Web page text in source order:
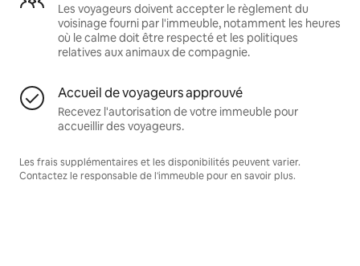
Les voyageurs doivent accepter le règlement du
voisinage fourni par l'immeuble, notamment les heures
où le calme doit être respecté et les politiques
relatives aux animaux de compagnie.
Accueil de voyageurs approuvé
Recevez l'autorisation de votre immeuble pour
accueillir des voyageurs.
Les frais supplémentaires et les disponibilités peuvent varier.
Contactez le responsable de l'immeuble pour en savoir plus.